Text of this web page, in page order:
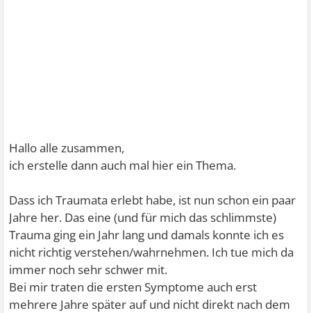
Hallo alle zusammen,
ich erstelle dann auch mal hier ein Thema.
Dass ich Traumata erlebt habe, ist nun schon ein paar
Jahre her. Das eine (und für mich das schlimmste)
Trauma ging ein Jahr lang und damals konnte ich es
nicht richtig verstehen/wahrnehmen. Ich tue mich da
immer noch sehr schwer mit.
Bei mir traten die ersten Symptome auch erst
mehrere Jahre später auf und nicht direkt nach dem